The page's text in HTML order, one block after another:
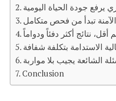
يرفع جودة الحياة اليومية
الآمنة تبدأ من فحص متكامل
أقل، نتائج أكثر دفئاً ودواماً
الاستدامة بتكلفة شفافة
الشائعة يجيب بلا مواربة
Conclusion